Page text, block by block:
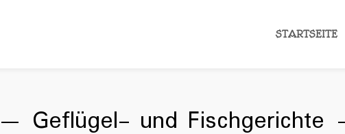
STARTSEITE
Geflügel- und Fischgerichte